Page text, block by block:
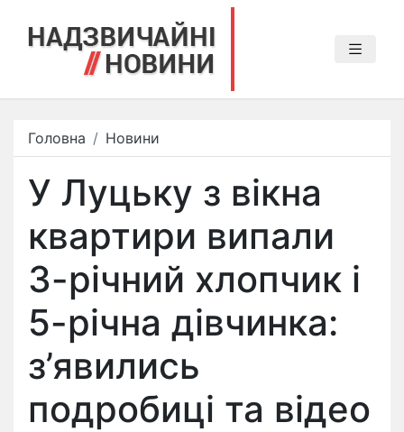
Головна Новини
У Луцьку з вікна
квартири випали
3-річний хлопчик і
5-річна дівчинка:
з’явились
подробиці та відео